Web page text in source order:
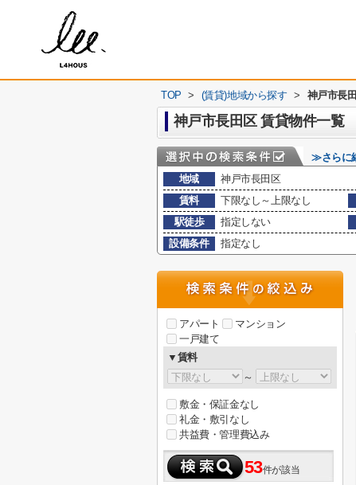
TOP > (賃貸)地域から探す > 神戸市長
神戸市長田区 賃貸物件一覧
≫さらに
地域
神戸市長田区
賃料
下限なし～上限なし
駅徒歩
指定しない
設備条件
指定なし
アパート
マンション
一戸建て
▼賃料
～
敷金・保証金なし
礼金・敷引なし
共益費・管理費込み
53件が該当